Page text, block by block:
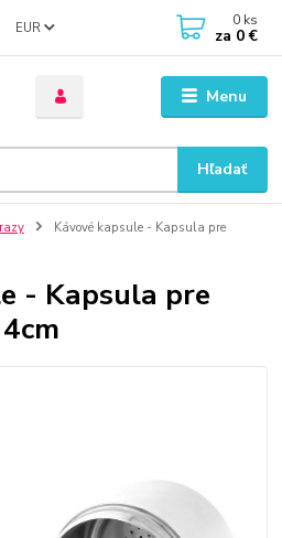
Menu
EUR
Hľadať
0 ks
za 0 €
Kávové kapsule - Kapsula pre
- Kapsula pre